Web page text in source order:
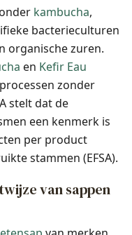
kambucha,
bacterieculturen
organische zuren.
en Kefir Eau
zonder
stelt dat de
een kenmerk is
per product
stammen (EFSA).
van sappen